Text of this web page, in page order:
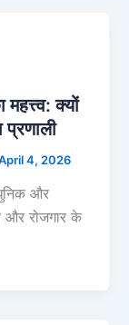
क्यों
प्रणाली
4, 2026
और
और रोजगार के